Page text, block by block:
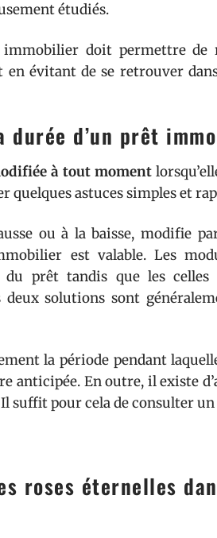
étudiés.
immobilier doit permettre de
évitant de se retrouver
d’un prêt
à tout moment
quelques astuces simples et
ou à la baisse, modifie
est valable. Les
prêt tandis que les celles
solutions sont
la période pendant
anticipée. En outre, il existe
suffit pour cela de consulter un
roses éternelles